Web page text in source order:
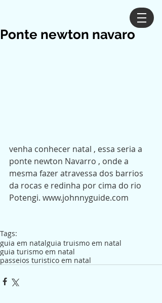
Ponte newton navaro
venha conhecer natal , essa seria a
ponte newton Navarro , onde a
mesma fazer atravessa dos barrios
da rocas e redinha por cima do rio
Potengi. www.johnnyguide.com
Tags:
guia em natalguia truismo em natal
guia turismo em natal
passeios turistico em natal